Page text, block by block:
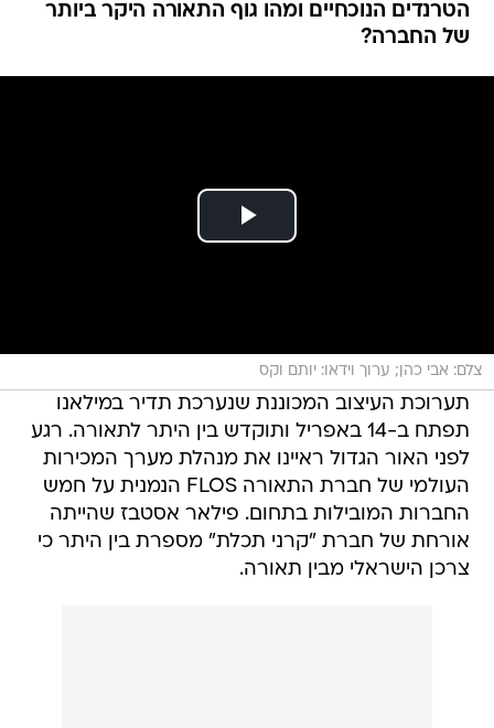
הטרנדים הנוכחיים ומהו גוף התאורה היקר ביותר
של החברה?
צלם: אבי כהן; ערוך וידאו: יותם וקס
תערוכת העיצוב המכוננת שנערכת תדיר במילאנו
תפתח ב-14 באפריל ותוקדש בין היתר לתאורה. רגע
לפני האור הגדול ראיינו את מנהלת מערך המכירות
העולמי של חברת התאורה FLOS הנמנית על חמש
החברות המובילות בתחום. פילאר אסטבז שהייתה
אורחת של חברת "קרני תכלת" מספרת בין היתר כי
צרכן הישראלי מבין תאורה.